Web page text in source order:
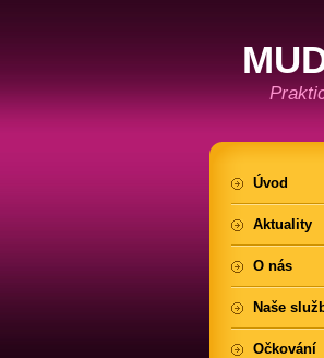
Úvod
Aktuality
O nás
Naše
Očkování